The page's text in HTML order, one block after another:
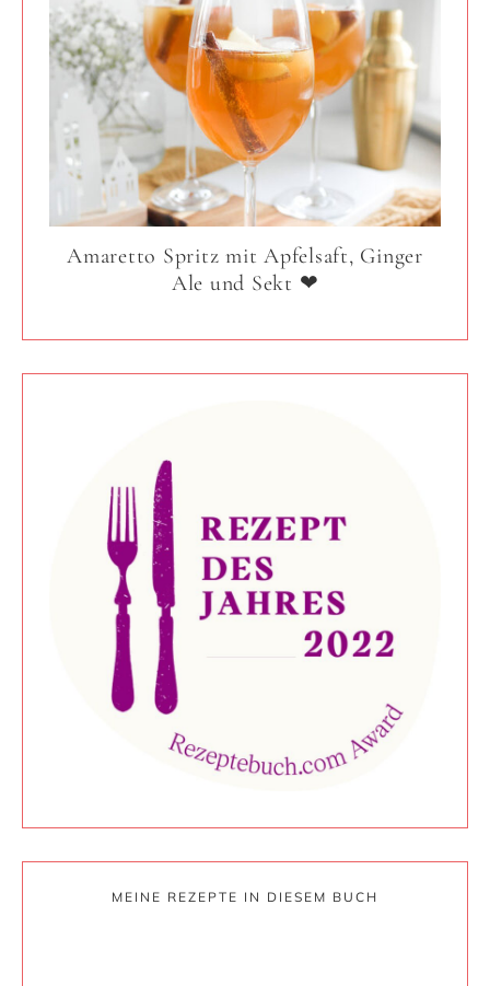
Amaretto Spritz mit Apfelsaft, Ginger
Ale und Sekt ❤
MEINE REZEPTE IN DIESEM BUCH